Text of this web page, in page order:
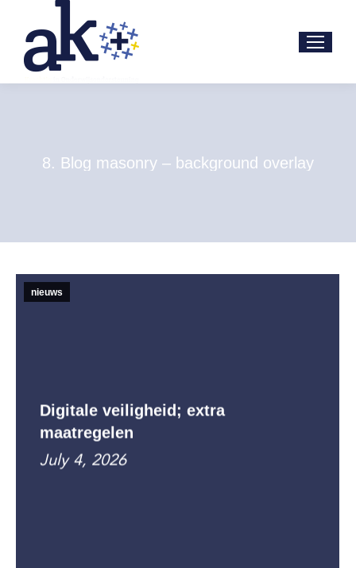
8. Blog masonry – background overlay
nieuws
Digitale veiligheid; extra
maatregelen
July 4, 2026